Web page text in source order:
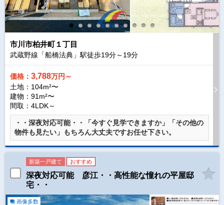
市川市柏井町１丁目
武蔵野線「船橋法典」駅徒歩19分～ 19分
価格： 3,788万円～
土地：104m²〜
建物：91m²〜
間取：4LDK～
・・深夜対応可能・・「今すぐ見学できますか」「その他の
物件も見たい」もちろん大丈夫ですお任せ下さい。
新築一戸建て おすすめ
深夜対応可能 彦江・・高性能な憧れの平屋邸
宅・・
画像多数